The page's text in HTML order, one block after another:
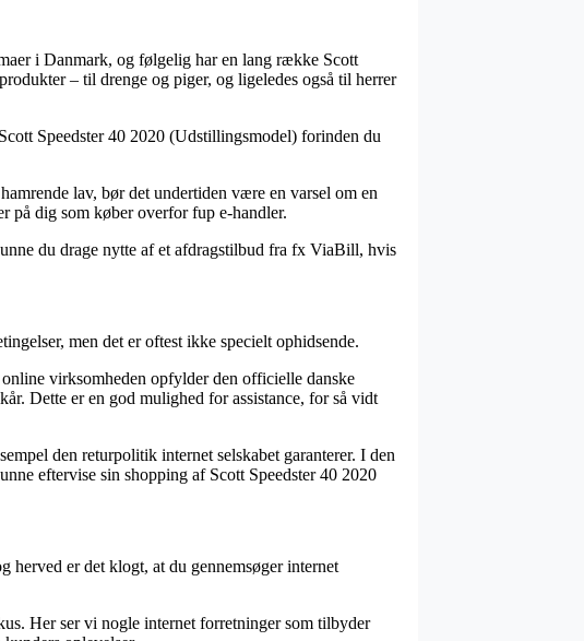
i Danmark, og følgelig har en lang række Scott
– til drenge og piger, og ligeledes også til herrer
Speedster 40 2020 (Udstillingsmodel) forinden du
lav, bør det undertiden være en varsel om en
på dig som køber overfor fup e-handler.
du drage nytte af et afdragstilbud fra fx ViaBill, hvis
men det er oftest ikke specielt ophidsende.
virksomheden opfylder den officielle danske
Dette er en god mulighed for assistance, for så vidt
den returpolitik internet selskabet garanterer. I den
eftervise sin shopping af Scott Speedster 40 2020
er det klogt, at du gennemsøger internet
Her ser vi nogle internet forretninger som tilbyder